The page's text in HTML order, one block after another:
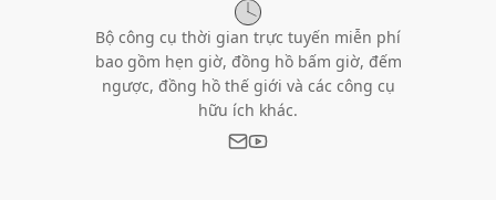
Bộ công cụ thời gian trực tuyến miễn phí
bao gồm hẹn giờ, đồng hồ bấm giờ, đếm
ngược, đồng hồ thế giới và các công cụ
hữu ích khác.